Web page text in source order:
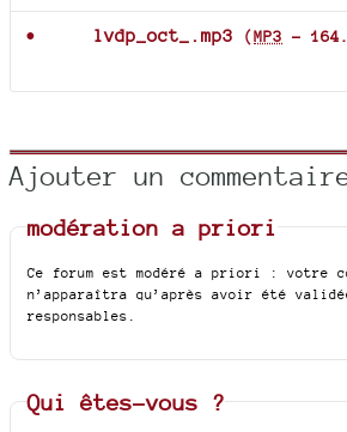
lvdp_oct_.mp3 (MP3 -
Ajouter un
modération a priori
Ce forum est modéré a priori : votre
n’apparaîtra qu’après avoir été
responsables.
Qui êtes-vous ?